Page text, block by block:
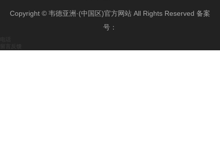
Copyright © 韦德亚洲·(中国区)官方网站 All Rights Reserved 备案
号：